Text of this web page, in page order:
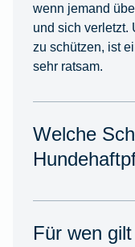
wenn jemand
und sich verletzt.
zu schützen, ist
sehr ratsam.
Welche
Für wen